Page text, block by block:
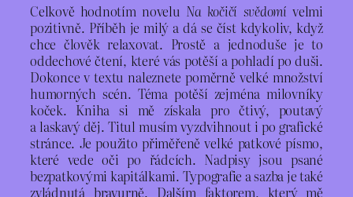
Celkově hodnotím novelu Na kočičí svědomí velmi
pozitivně. Příběh je milý a dá se číst kdykoliv, když
chce člověk relaxovat. Prostě a jednoduše je to
oddechové čtení, které vás potěší a pohladí po duši.
Dokonce v textu naleznete poměrně velké množství
humorných scén. Téma potěší zejména milovníky
koček. Kniha si mě získala pro čtivý, poutavý
a laskavý děj. Titul musím vyzdvihnout i po grafické
stránce. Je použito přiměřeně velké patkové písmo,
které vede oči po řádcích. Nadpisy jsou psané
bezpatkovými kapitálkami. Typografie a sazba je také
zvládnutá bravurně. Dalším faktorem, který mě